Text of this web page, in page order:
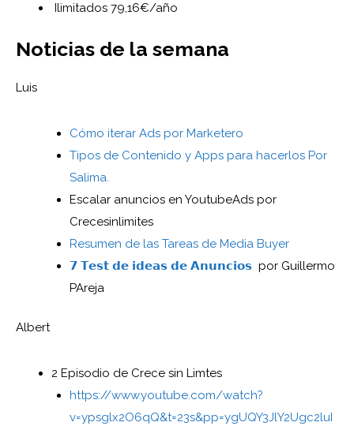
Ilimitados 79,16€/año
Noticias de la semana
Luis
Cómo iterar Ads por Marketero
Tipos de Contenido y Apps para hacerlos Por
Salima.
Escalar anuncios en YoutubeAds por
Crecesinlimites
Resumen de las Tareas de Media Buyer
𝟳 𝗧𝗲𝘀𝘁 𝗱𝗲 𝗶𝗱𝗲𝗮𝘀 𝗱𝗲 𝗔𝗻𝘂𝗻𝗰𝗶𝗼𝘀 por Guillermo
PAreja
Albert
2 Episodio de Crece sin Limtes
https://www.youtube.com/watch?
v=ypsglx2O6qQ&t=23s&pp=ygUQY3JlY2Ugc2luI